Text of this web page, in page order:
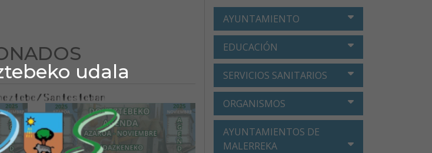
udala
AYUNTAMIENTO
EDUCACIÓN
SERVICIOS SANITARIOS
ORGANISMOS
AYUNTAMIENTOS DE
MALERREKA